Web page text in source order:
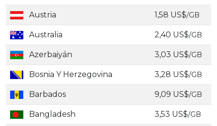
Austria 1,58 US$/GB
Australia 2,40 US$/GB
Azerbaiyán 3,03 US$/GB
Bosnia Y Herzegovina 3,28 US$/GB
Barbados 9,09 US$/GB
Bangladesh 3,53 US$/GB